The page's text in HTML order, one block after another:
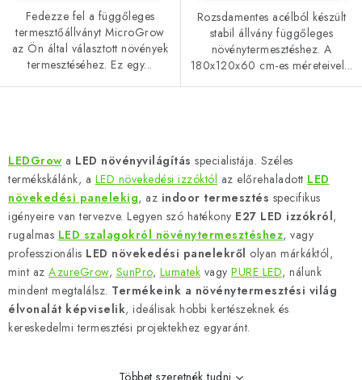
Fedezze fel a függőleges
termesztőállványt MicroGrow
az Ön által választott növények
termesztéséhez. Ez egy...
Rozsdamentes acélból készült
stabil állvány függőleges
növénytermesztéshez. A
180x120x60 cm-es méreteivel...
i
s
t
a
i
r
á
n
y
LEDGrowa LED növényvilágítás specialistája. Széles
termékskálánk, a LED növekedési izzóktól az előrehaladott LED
növekedési panelekig, az indoor termesztés specifikus
igényeire van tervezve. Legyen szó hatékony E27 LED izzókról,
rugalmas LED szalagokról növénytermesztéshez, vagy
professzionális LED növekedési panelekről olyan márkáktól,
mint az AzureGrow, SunPro, Lumatek vagy PURE LED, nálunk
mindent megtalálsz. Termékeink a növénytermesztési világ
élvonalát képviselik, ideálisak hobbi kertészeknek és
kereskedelmi termesztési projektekhez egyaránt.
Többet szeretnék tudni